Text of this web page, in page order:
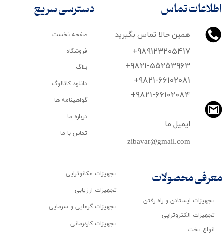
اطلاعات تماس
همین حالا تماس بگیرید
+989123205417
+9821-55253963
+9821-66102081
​​​​​​​+9821-66102084
zibavar@gmail.com
ایمیل ما
تجهیزات ایستادن و راه رفتن
تجهیزات الکتروتراپی
انواع تخت
صفحه نخست
فروشگاه
بلاگ
دانلود کاتالوگ
گواهینامه ها
درباره ما
تماس با ما
تجهیزات مکانوتراپی
تجهیزات ارزیابی
تجهیزات گرمایی و سرمایی
تجهیزات کاردرمانی
دسترسی سریع
معرفی محصولات